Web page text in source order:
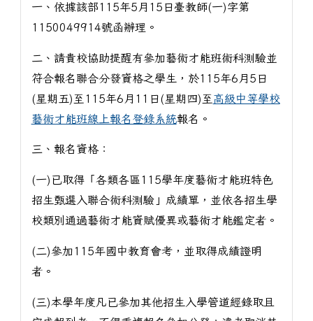
一、依據該部115年5月15日臺教師(一)字第
1150049914號函辦理。
二、請貴校協助提醒有參加藝術才能班術科測驗並
符合報名聯合分發資格之學生，於115年6月5日
(星期五)至115年6月11日(星期四)至高級中等學校
藝術才能班線上報名登錄系統報名。
三、報名資格：
(一)已取得「各類各區115學年度藝術才能班特色
招生甄選入聯合術科測驗」成績單，並依各招生學
校類別通過藝術才能資賦優異或藝術才能鑑定者。
(二)參加115年國中教育會考，並取得成績證明
者。
(三)本學年度凡已參加其他招生入學管道經錄取且